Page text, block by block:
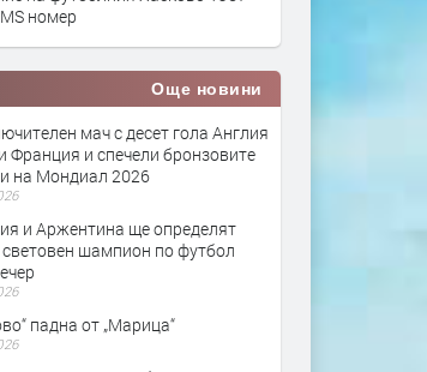
номер
Още новини
мач с десет гола Англия
Франция и спечели бронзовите
на Мондиал 2026
и Аржентина ще определят
шампион по футбол
падна от „Марица“